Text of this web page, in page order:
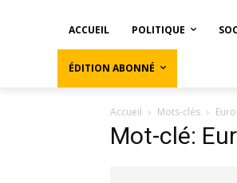
ACCUEIL POLITIQUE
ÉDITION ABONNÉ
Accueil Mots-clés
Mot-clé: